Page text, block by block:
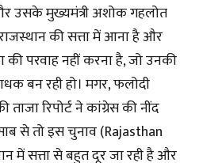
उसके मुख्यमंत्री अशोक गहलोत
की सत्ता में आना है और
की परवाह नहीं करना है, जो उनकी
बन रही हो। मगर, फलोदी
रिपोर्ट ने कांग्रेस की नींद
से तो इस चुनाव (Rajasthan
में सत्ता से बहुत दूर जा रही है और